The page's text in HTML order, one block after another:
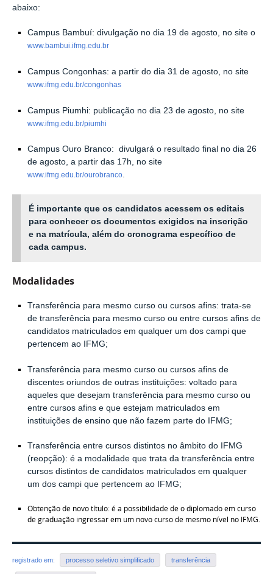
abaixo:
Campus Bambuí: divulgação no dia 19 de agosto, no site o
www.bambui.ifmg.edu.br
Campus Congonhas: a partir do dia 31 de agosto, no site
www.ifmg.edu.br/congonhas
Campus Piumhi: publicação no dia 23 de agosto, no site
www.ifmg.edu.br/piumhi
Campus Ouro Branco: divulgará o resultado final no dia 26
de agosto, a partir das 17h, no site
www.ifmg.edu.br/ourobranco.
É importante que os candidatos acessem os editais
para conhecer os documentos exigidos na inscrição
e na matrícula, além do cronograma específico de
cada campus.
Modalidades
Transferência para mesmo curso ou cursos afins: trata-se
de transferência para mesmo curso ou entre cursos afins de
candidatos matriculados em qualquer um dos campi que
pertencem ao IFMG;
Transferência para mesmo curso ou cursos afins de
discentes oriundos de outras instituições: voltado para
aqueles que desejam transferência para mesmo curso ou
entre cursos afins e que estejam matriculados em
instituições de ensino que não fazem parte do IFMG;
Transferência entre cursos distintos no âmbito do IFMG
(reopção): é a modalidade que trata da transferência entre
cursos distintos de candidatos matriculados em qualquer
um dos campi que pertencem ao IFMG;
Obtenção de novo título:é a possibilidade de o diplomado em curso
de graduação ingressar em um novo curso de mesmo nível no IFMG.
registrado em: processo seletivo simplificado transferência